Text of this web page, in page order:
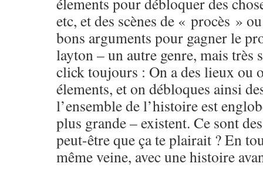
etc, et des scènes de « procès »
bons arguments pour gagner le
layton – un autre genre, mais très
click toujours : On a des lieux ou
élements, et on débloques ainsi
l’ensemble de l’histoire est
plus grande – existent. Ce sont
peut-être que ça te plairait ? En
même veine, avec une histoire